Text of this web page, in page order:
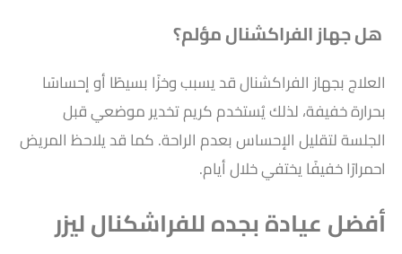
هل جهاز الفراكشنال مؤلم؟
العلاج بجهاز الفراكشنال قد يسبب وخزًا بسيطًا أو إحساسًا
بحرارة خفيفة، لذلك يُستخدم كريم تخدير موضعي قبل
الجلسة لتقليل الإحساس بعدم الراحة. كما قد يلاحظ المريض
احمرارًا خفيفًا يختفي خلال أيام.
أفضل عيادة بجده للفراشكنال ليزر